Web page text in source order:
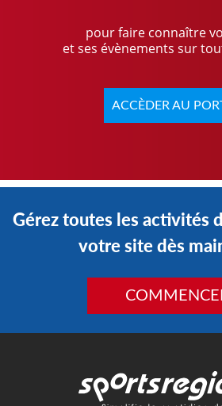
pour faire connaître
et ses évènements sur
ACCÈDER AU
Gérez toutes les activités
votre site dès